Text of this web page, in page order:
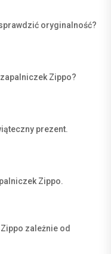
oryginalność?
Zippo?
prezent.
Zippo.
zależnie od